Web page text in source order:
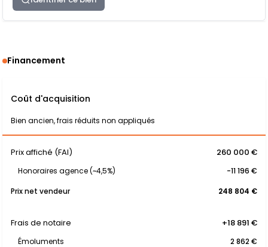
Financement
Coût d'acquisition
Bien ancien, frais réduits non appliqués
Prix affiché (FAI) 260 000 €
Honoraires agence (~4,5%)
-11 196 €
Prix net vendeur
248 804 €
Frais de notaire +18 891 €
Émoluments
2 862 €